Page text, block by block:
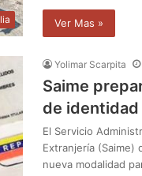
Ver Mas »
Yolimar Scarpita
Saime
de identidad
El Servicio
Extranjería (Saime)
nueva modalidad